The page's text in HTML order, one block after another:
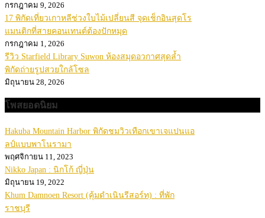
กรกฎาคม 9, 2026
17 พิกัดเที่ยวเกาหลีช่วงใบไม้เปลี่ยนสี จุดเช็กอินสุดโร
แมนติกที่สายคอนเทนต์ต้องปักหมุด
กรกฎาคม 1, 2026
รีวิว Starfield Library Suwon ห้องสมุดอวกาศสุดล้ำ
พิกัดถ่ายรูปสวยใกล้โซล
มิถุนายน 28, 2026
โพสยอดนิยม
Hakuba Mountain Harbor พิกัดชมวิวเทือกเขาเจแปนแอ
ลป์แบบพาโนรามา
พฤศจิกายน 11, 2023
Nikko Japan : นิกโก้ ญี่ปุ่น
มิถุนายน 19, 2022
Khum Damnoen Resort (คุ้มดำเนินรีสอร์ท) : ที่พัก
ราชบุรี